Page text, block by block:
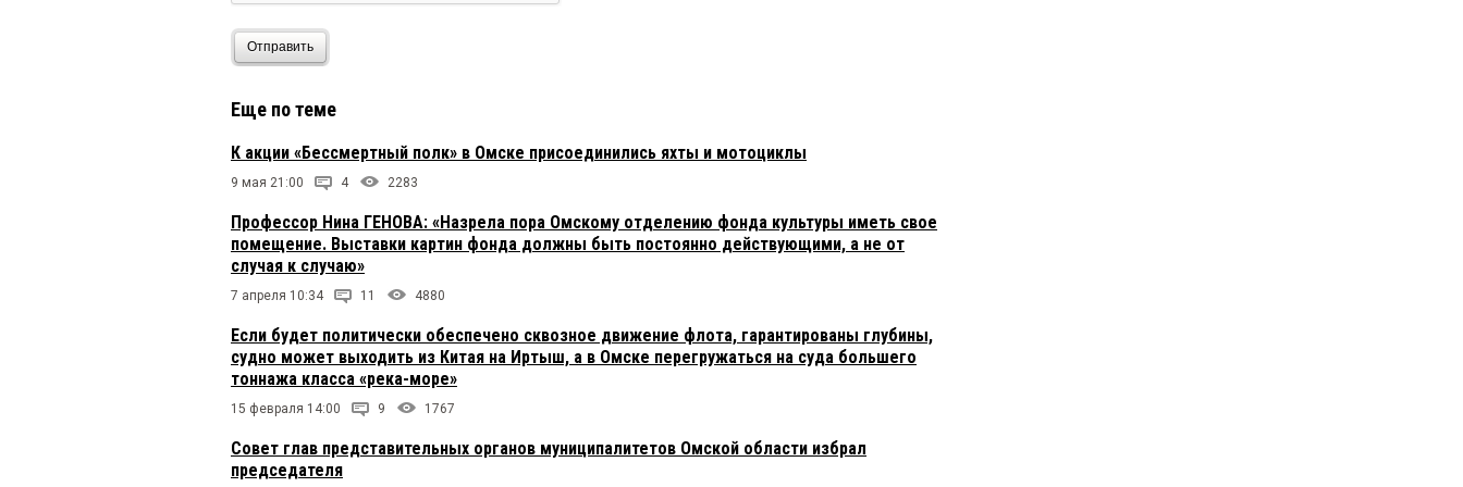
Отправить
Еще по теме
К акции «Бессмертный полк» в Омске присоединились яхты и мотоциклы
9 мая 21:00 4 2283
Профессор Нина ГЕНОВА: «Назрела пора Омскому отделению фонда культуры иметь свое
помещение. Выставки картин фонда должны быть постоянно действующими, а не от
случая к случаю»
7 апреля 10:34 11 4880
Если будет политически обеспечено сквозное движение флота, гарантированы глубины,
судно может выходить из Китая на Иртыш, а в Омске перегружаться на суда большего
тоннажа класса «река-море»
15 февраля 14:00 9 1767
Совет глав представительных органов муниципалитетов Омской области избрал
председателя